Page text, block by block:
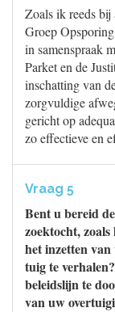
Zoals ik reeds bij
Groep
in samenspraak
Parket en de
inschatting van
zorgvuldige
gericht op
zo effectieve en
Vraag 5
Bent u bereid
zoektocht,
het inzetten
tuig te
beleidslijn te
van uw